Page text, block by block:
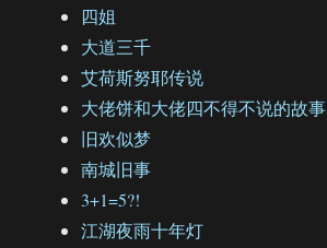
四姐
大道三千
艾荷斯努耶传说
大佬饼和大佬四不得不说的故事
旧欢似梦
南城旧事
3+1=5?!
江湖夜雨十年灯